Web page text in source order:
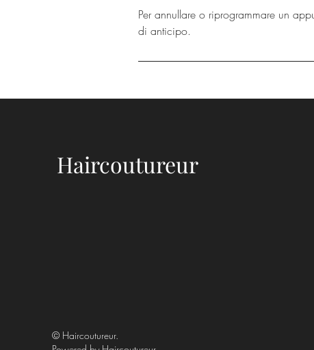
Per annullare o riprogrammare un
di anticipo.
Haircoutureur
© Haircoutureur.